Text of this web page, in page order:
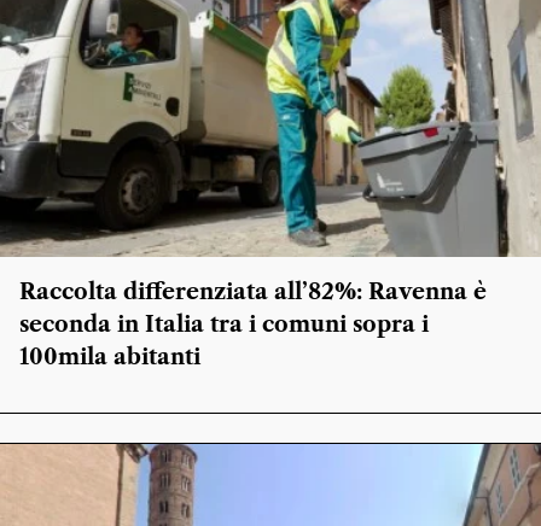
Raccolta differenziata all’82%: Ravenna è
seconda in Italia tra i comuni sopra i
100mila abitanti